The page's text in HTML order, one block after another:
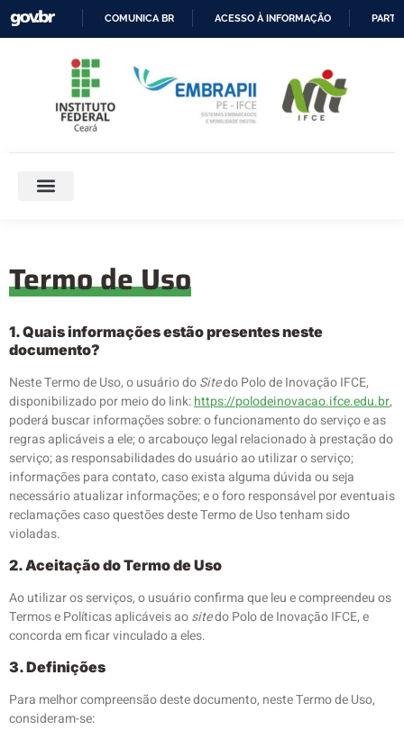
O
CONTEÚDO
COMUNICA BR ACESSO À INFORMAÇÃO
Termo de Uso
1. Quais informações estão presentes neste
documento?
Neste Termo de Uso, o usuário doSitedo Polo de Inovação IFCE,
disponibilizado por meio do link:https://polodeinovacao.ifce.edu.br,
poderá buscar informações sobre: o funcionamento do serviço e as
regras aplicáveis a ele; o arcabouço legal relacionado à prestação do
serviço; as responsabilidades do usuário ao utilizar o serviço;
informações para contato, caso exista alguma dúvida ou seja
necessário atualizar informações; e o foro responsável por eventuais
reclamações caso questões deste Termo de Uso tenham sido
violadas.
2. Aceitação do Termo de Uso
Ao utilizar os serviços, o usuário confirma que leu e compreendeu os
Termos e Políticas aplicáveis aositedo Polo de Inovação IFCE, e
concorda em ficar vinculado a eles.
3. Definições
Para melhor compreensão deste documento, neste Termo de Uso,
consideram-se: